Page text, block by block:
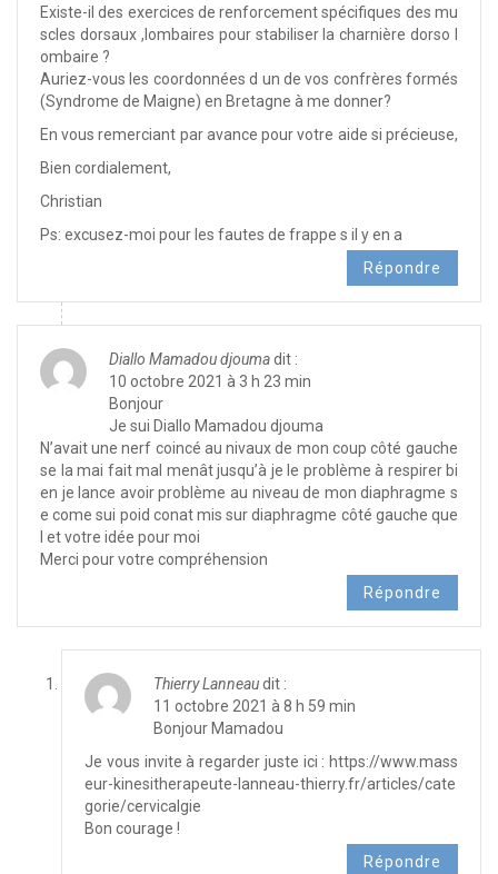
Existe-il des exercices de renforcement spécifiques des mu
scles dorsaux ,lombaires pour stabiliser la charnière dorso l
ombaire ?
Auriez-vous les coordonnées d un de vos confrères formés
(Syndrome de Maigne) en Bretagne à me donner?
En vous remerciant par avance pour votre aide si précieuse,
Bien cordialement,
Christian
Ps: excusez-moi pour les fautes de frappe s il y en a
Répondre
Diallo Mamadou djoumadit :
10 octobre 2021 à 3 h 23 min
Bonjour
Je sui Diallo Mamadou djouma
N’avait une nerf coincé au nivaux de mon coup côté gauche
se la mai fait mal menât jusqu’à je le problème à respirer bi
en je lance avoir problème au niveau de mon diaphragme s
e come sui poid conat mis sur diaphragme côté gauche que
l et votre idée pour moi
Merci pour votre compréhension
Répondre
Thierry Lanneaudit :
11 octobre 2021 à 8 h 59 min
Bonjour Mamadou
Je vous invite à regarder juste ici : https://www.mass
eur-kinesitherapeute-lanneau-thierry.fr/articles/cate
gorie/cervicalgie
Bon courage !
Répondre